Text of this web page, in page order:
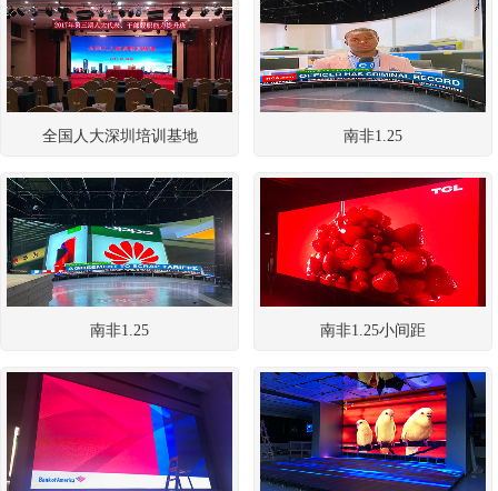
全国人大深圳培训基地 南非1.25
南非1.25 南非1.25小间距